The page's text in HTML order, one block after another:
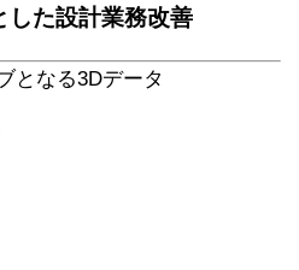
した設計業務改善
となる3Dデータ